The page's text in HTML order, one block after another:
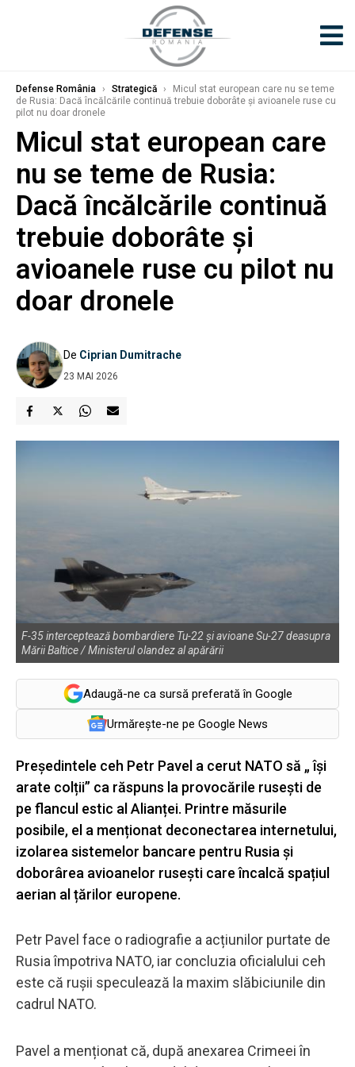
Defense România › Strategică ›
Micul stat european care nu se teme
de Rusia: Dacă încălcările continuă trebuie doborâte și avioanele ruse cu
pilot nu doar dronele
Micul stat european care
nu se teme de Rusia:
Dacă încălcările continuă
trebuie doborâte și
avioanele ruse cu pilot nu
doar dronele
De Ciprian Dumitrache
23 MAI 2026
F-35 interceptează bombardiere Tu-22 și avioane Su-27 deasupra
Mării Baltice / Ministerul olandez al apărării
Adaugă-ne ca sursă preferată în Google
Urmărește-ne pe Google News
Președintele ceh Petr Pavel a cerut NATO să „ își
arate colții” ca răspuns la provocările rusești de
pe flancul estic al Alianței. Printre măsurile
posibile, el a menționat deconectarea internetului,
izolarea sistemelor bancare pentru Rusia și
doborârea avioanelor rusești care încalcă spațiul
aerian al țărilor europene.
Petr Pavel face o radiografie a acțiunilor purtate de
Rusia împotriva NATO, iar concluzia oficialului ceh
este că rușii speculează la maxim slăbiciunile din
cadrul NATO.
Pavel a menționat că, după anexarea Crimeei în